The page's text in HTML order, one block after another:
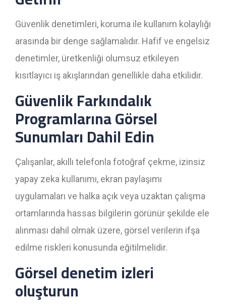
Güvenlik denetimleri, koruma ile kullanım kolaylığı
arasında bir denge sağlamalıdır. Hafif ve engelsiz
denetimler, üretkenliği olumsuz etkileyen
kısıtlayıcı iş akışlarından genellikle daha etkilidir.
Güvenlik Farkındalık
Programlarına Görsel
Sunumları Dahil Edin
Çalışanlar, akıllı telefonla fotoğraf çekme, izinsiz
yapay zeka kullanımı, ekran paylaşımı
uygulamaları ve halka açık veya uzaktan çalışma
ortamlarında hassas bilgilerin görünür şekilde ele
alınması dahil olmak üzere, görsel verilerin ifşa
edilme riskleri konusunda eğitilmelidir.
Görsel denetim izleri
oluşturun